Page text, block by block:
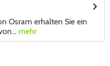
Osram erhalten Sie ein
mehr